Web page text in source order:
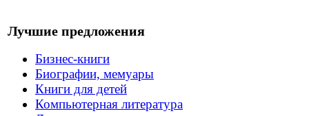
Лучшие предложения
Бизнес-книги
Биографии, мемуары
Книги для детей
Компьютерная литература